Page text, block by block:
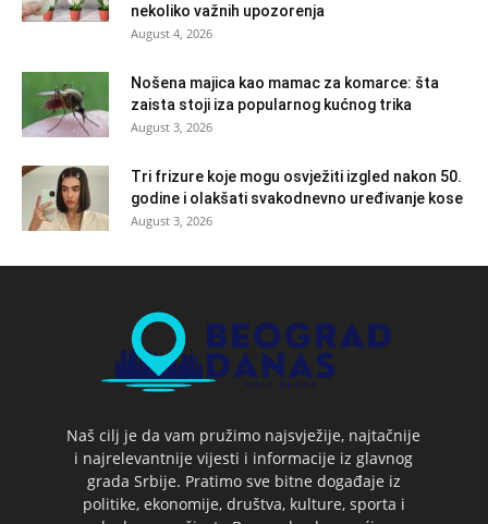
nekoliko važnih upozorenja
August 4, 2026
Nošena majica kao mamac za komarce: šta
zaista stoji iza popularnog kućnog trika
August 3, 2026
Tri frizure koje mogu osvježiti izgled nakon 50.
godine i olakšati svakodnevno uređivanje kose
August 3, 2026
Naš cilj je da vam pružimo najsvježije, najtačnije
i najrelevantnije vijesti i informacije iz glavnog
grada Srbije. Pratimo sve bitne događaje iz
politike, ekonomije, društva, kulture, sporta i